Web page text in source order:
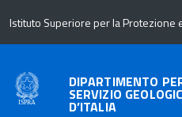
Istituto Superiore per la Protezione
DIPARTIMENTO
SERVIZIO
D’ITALIA